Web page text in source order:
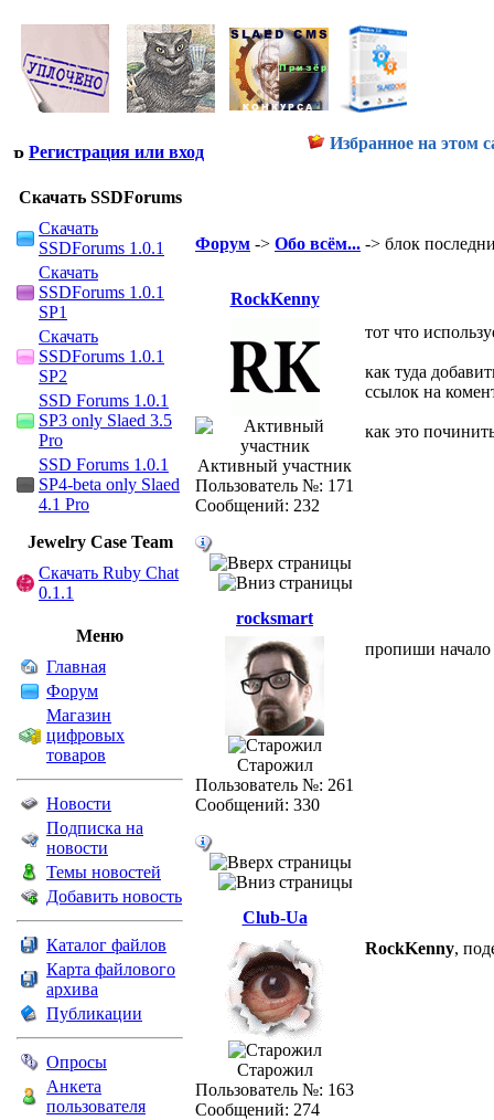
Регистрация или вход Избранное на этом
Скачать SSDForums
Скачать
SSDForums 1.0.1
Скачать
SSDForums 1.0.1
SP1
Скачать
SSDForums 1.0.1
SP2
SSD Forums 1.0.1
SP3 only Slaed 3.5
Pro
SSD Forums 1.0.1
SP4-beta only Slaed
4.1 Pro
Jewelry Сase Team
Скачать Ruby Chat
0.1.1
Меню
Главная
Форум
Магазин
цифровых
товаров
Новости
Подписка на
новости
Темы новостей
Добавить новость
Каталог файлов
Карта файлового
архива
Публикации
Опросы
Анкета
пользователя
Форум -> Обо всём... -> блок
RockKenny
Активный участник
Пользователь №: 171
Сообщений: 232
тот что
как туда
ссылок на
как это
rocksmart
Старожил
Пользователь №: 261
Сообщений: 330
пропиши начало
Club-Ua
Старожил
Пользователь №: 163
Сообщений: 274
RockKenny,